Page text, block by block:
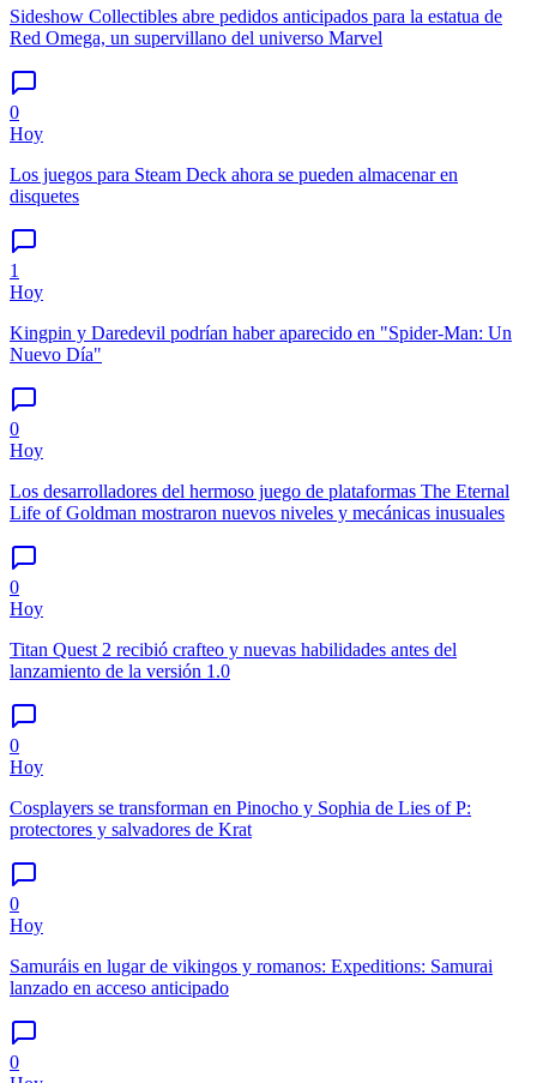
Sideshow Collectibles abre pedidos anticipados para la estatua de
Red Omega, un supervillano del universo Marvel
0
Hoy
Los juegos para Steam Deck ahora se pueden almacenar en
disquetes
1
Hoy
Kingpin y Daredevil podrían haber aparecido en "Spider-Man: Un
Nuevo Día"
0
Hoy
Los desarrolladores del hermoso juego de plataformas The Eternal
Life of Goldman mostraron nuevos niveles y mecánicas inusuales
0
Hoy
Titan Quest 2 recibió crafteo y nuevas habilidades antes del
lanzamiento de la versión 1.0
0
Hoy
Cosplayers se transforman en Pinocho y Sophia de Lies of P:
protectores y salvadores de Krat
0
Hoy
Samuráis en lugar de vikingos y romanos: Expeditions: Samurai
lanzado en acceso anticipado
0